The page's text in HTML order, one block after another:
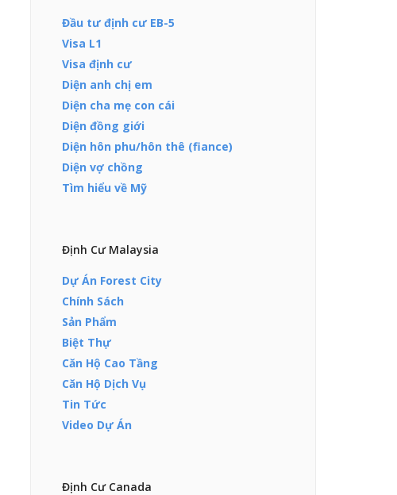
Đầu tư định cư EB-5
Visa L1
Visa định cư
Diện anh chị em
Diện cha mẹ con cái
Diện đồng giới
Diện hôn phu/hôn thê (fiance)
Diện vợ chồng
Tìm hiểu về Mỹ
Định Cư Malaysia
Dự Án Forest City
Chính Sách
Sản Phẩm
Biệt Thự
Căn Hộ Cao Tầng
Căn Hộ Dịch Vụ
Tin Tức
Video Dự Án
Định Cư Canada